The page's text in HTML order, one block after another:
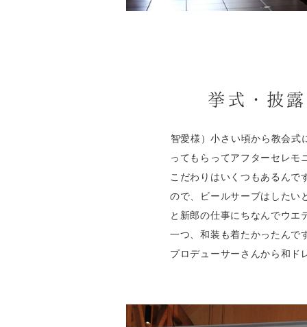
挙式・披
智愛様）小さい頃から教会
ってもらってアフターセレモ
こだわりはいくつもあるんで
ので、ビールサーブはした
と新郎の仕事にちなんでウエ
一つ、和装も着たかったんで
プロデューサーさんから和ド